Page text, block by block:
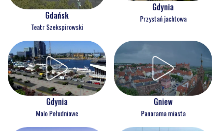
Gdańsk
Teatr Szekspirowski
Gdynia
Przystań jachtowa
Gdynia
Molo Południowe
Gniew
Panorama miasta